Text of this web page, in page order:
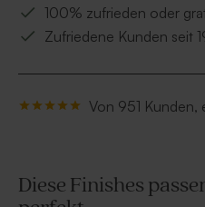
100% zufrieden oder
Zufriedene Kunden seit
Von 951 Kunden,
Diese Finishes